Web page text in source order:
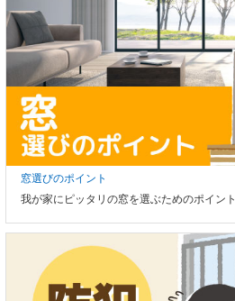
窓選びのポイント
我が家にピッタリの窓を選ぶためのポイン